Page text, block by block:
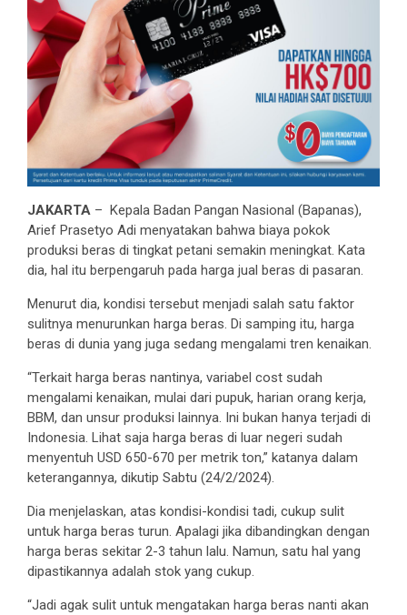
JAKARTA – Kepala Badan Pangan Nasional (Bapanas),
Arief Prasetyo Adi menyatakan bahwa biaya pokok
produksi beras di tingkat petani semakin meningkat. Kata
dia, hal itu berpengaruh pada harga jual beras di pasaran.
Menurut dia, kondisi tersebut menjadi salah satu faktor
sulitnya menurunkan harga beras. Di samping itu, harga
beras di dunia yang juga sedang mengalami tren kenaikan.
“Terkait harga beras nantinya, variabel cost sudah
mengalami kenaikan, mulai dari pupuk, harian orang kerja,
BBM, dan unsur produksi lainnya. Ini bukan hanya terjadi di
Indonesia. Lihat saja harga beras di luar negeri sudah
menyentuh USD 650-670 per metrik ton,” katanya dalam
keterangannya, dikutip Sabtu (24/2/2024).
Dia menjelaskan, atas kondisi-kondisi tadi, cukup sulit
untuk harga beras turun. Apalagi jika dibandingkan dengan
harga beras sekitar 2-3 tahun lalu. Namun, satu hal yang
dipastikannya adalah stok yang cukup.
“Jadi agak sulit untuk mengatakan harga beras nanti akan